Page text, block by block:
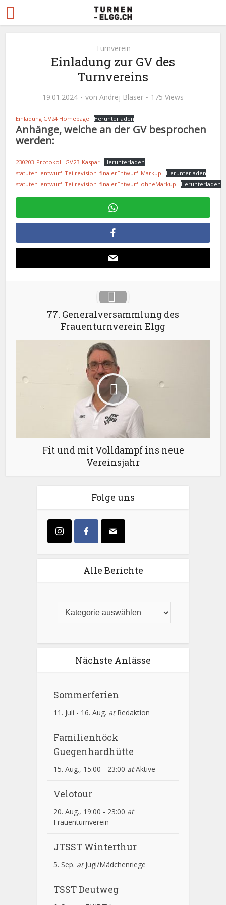
Turnverein
Einladung zur GV des
Turnvereins
19.01.2024 von Andrej Blaser 175 Views
Einladung GV24 Homepage Herunterladen
Anhänge, welche an der GV besprochen
werden:
230203_Protokoll_GV23_Kaspar
Herunterladen
statuten_entwurf_Teilrevision_finalerEntwurf_Markup
Herunterladen
statuten_entwurf_Teilrevision_finalerEntwurf_ohneMarkup
Herunterladen
77. Generalversammlung des
Frauenturnverein Elgg
Fit und mit Volldampf ins neue
Vereinsjahr
Folge uns
Alle Berichte
Nächste Anlässe
Sommerferien
11. Juli - 16. Aug. atRedaktion
Familienhöck
Guegenhardhütte
15. Aug., 15:00 - 23:00 atAktive
Velotour
20. Aug., 19:00 - 23:00 at
Frauenturnverein
JTSST Winterthur
5. Sep. atJugi/Mädchenriege
TSST Deutweg